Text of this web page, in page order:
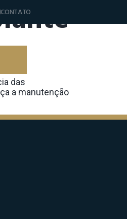
CONTATO
das
a manutenção